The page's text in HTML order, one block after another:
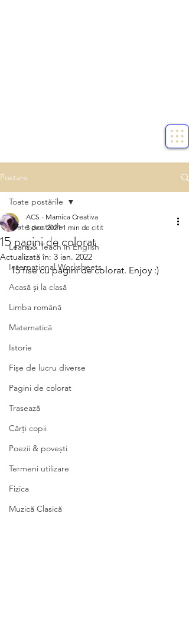
Postare
Toate postările
Learn & Teach in English
International Worksheets
Acasă și la clasă
Limba română
Matematică
Istorie
Fișe de lucru diverse
Pagini de colorat
Trasează
Cărți copii
Poezii & povești
Termeni utilizare
Fizica
Muzică Clasică
Toate postările
15 pagini de colorat
ACS - Mamica Creativa
3 dec. 2021 1 min de citit
Actualizată în: 3 ian. 2022
15 fise cu pagini de colorat. Enjoy :)